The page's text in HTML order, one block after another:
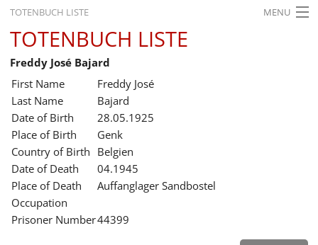
TOTENBUCH LISTE MENU
STARTSEITE
AUSSTELLUNGEN
GESCHICHTE
BILDUNG
FORSCHUNG
SERVICE
Leichte Sprache
TOTENBUCH LISTE
Freddy José Bajard
First Name
Freddy José
Last Name
Bajard
Date of Birth
28.05.1925
Place of Birth
Genk
Country of Birth Belgien
Date of Death
04.1945
Place of Death
Auffanglager Sandbostel
Occupation
Prisoner Number44399